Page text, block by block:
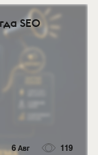
SEO
6 Авг 119